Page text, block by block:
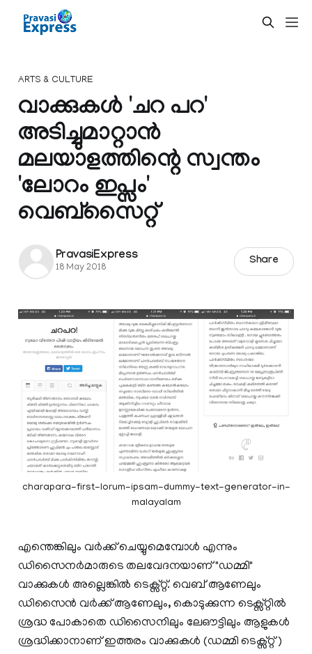
ARTS & CULTURE
വാക്കുകള്‍ 'ചറ പറ'
അടിച്ചുമാറ്റാന്‍
മലയാളത്തിന്റെ സ്വന്തം
'ലോറം ഇപ്സം'
വെബ്‌സൈറ്റ്
PravasiExpress
18 May 2018
Share
charapara-first-lorum-ipsam-dummy-text-generator-in-
malayalam
എന്തെങ്കിലും വര്‍ക്ക്‌ ചെയ്യുമെമ്പോള്‍ എന്നും
ഡിസൈനര്‍മാരുടെ തലവേദനയാണ് "ഡമ്മി"
വാക്കുകള്‍ അല്ലെങ്കില്‍ ടെക്സ്റ്റ്‌. വെബ്‌ ആണേലും
ഡിസൈന്‍ വര്‍ക്ക്‌ ആണേലും, കൊടുക്കുന്ന ടെക്സ്റ്റില്‍
ശ്രദ്ധ പോകാതെ ഡിസൈനിലും ലേഔട്ടിലും ആളുകള്‍
ശ്രദ്ധിക്കാനാണ്‌ ഇത്തരം വാക്കുകള്‍ (ഡമ്മി ടെക്സ്റ്റ് )